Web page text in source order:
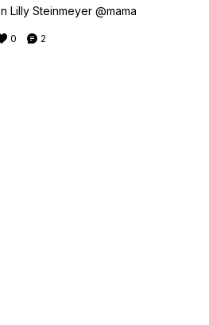
Lilly Steinmeyer @mama
0 2